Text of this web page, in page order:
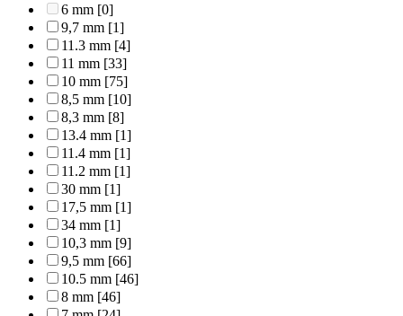
6 mm [0]
9,7 mm [1]
11.3 mm [4]
11 mm [33]
10 mm [75]
8,5 mm [10]
8,3 mm [8]
13.4 mm [1]
11.4 mm [1]
11.2 mm [1]
30 mm [1]
17,5 mm [1]
34 mm [1]
10,3 mm [9]
9,5 mm [66]
10.5 mm [46]
8 mm [46]